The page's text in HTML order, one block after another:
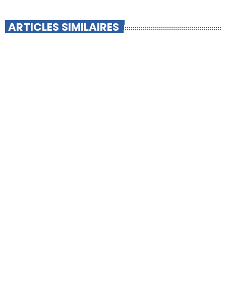
ARTICLES SIMILAIRES